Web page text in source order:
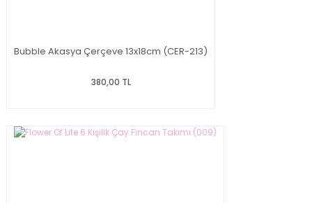
Bubble Akasya Çerçeve 13x18cm (CER-213)
380,00 TL